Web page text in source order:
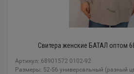
Свитера женские БАТАЛ оптом
Артикул: 68901572 0102-92
Размеры: 52-56 универсальный (разный